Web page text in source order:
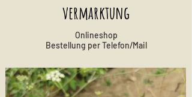
vermarktung
Onlineshop
Bestellung per Telefon/Mail